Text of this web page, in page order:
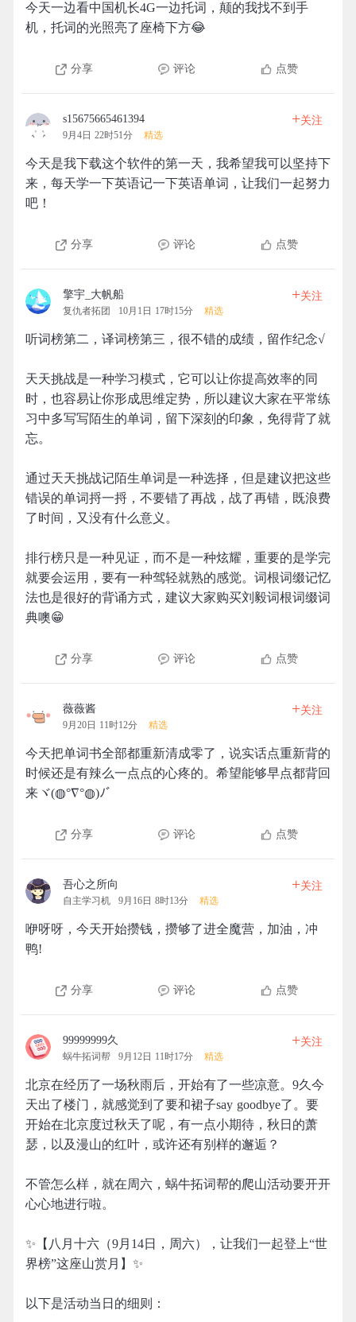
今天一边看中国机长4G一边托词，颠的我找不到手
机，托词的光照亮了座椅下方😂
分享 评论 点赞
s15675665461394
9月4日 22时51分 精选
+关注
今天是我下载这个软件的第一天，我希望我可以坚持下
来，每天学一下英语记一下英语单词，让我们一起努力
吧！
分享 评论 点赞
擎宇_大帆船
复仇者拓团 10月1日 17时15分 精选
+关注
听词榜第二，译词榜第三，很不错的成绩，留作纪念√
天天挑战是一种学习模式，它可以让你提高效率的同
时，也容易让你形成思维定势，所以建议大家在平常练
习中多写写陌生的单词，留下深刻的印象，免得背了就
忘。
通过天天挑战记陌生单词是一种选择，但是建议把这些
错误的单词捋一捋，不要错了再战，战了再错，既浪费
了时间，又没有什么意义。
排行榜只是一种见证，而不是一种炫耀，重要的是学完
就要会运用，要有一种驾轻就熟的感觉。词根词缀记忆
法也是很好的背诵方式，建议大家购买刘毅词根词缀词
典噢😁
分享 评论 点赞
薇薇酱
9月20日 11时12分 精选
+关注
今天把单词书全部都重新清成零了，说实话点重新背的
时候还是有辣么一点点的心疼的。希望能够早点都背回
来ヾ(◍°∇°◍)ﾉﾞ
分享 评论 点赞
吾心之所向
自主学习机 9月16日 8时13分 精选
+关注
咿呀呀，今天开始攒钱，攒够了进全魔营，加油，冲
鸭!
分享 评论 点赞
99999999久
蜗牛拓词帮 9月12日 11时17分 精选
+关注
北京在经历了一场秋雨后，开始有了一些凉意。9久今
天出了楼门，就感觉到了要和裙子say goodbye了。要
开始在北京度过秋天了呢，有一点小期待，秋日的萧
瑟，以及漫山的红叶，或许还有别样的邂逅？
不管怎么样，就在周六，蜗牛拓词帮的爬山活动要开开
心心地进行啦。
✨【八月十六（9月14日，周六），让我们一起登上“世
界榜”这座山赏月】✨
以下是活动当日的细则：